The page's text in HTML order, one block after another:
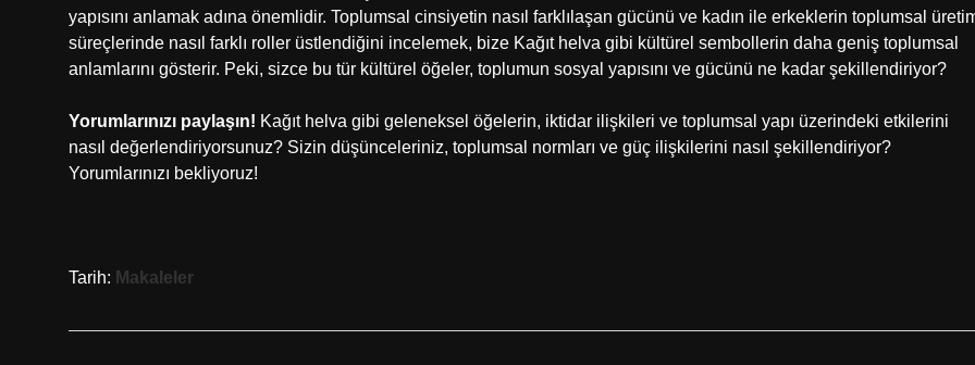
yapısını anlamak adına önemlidir. Toplumsal cinsiyetin nasıl farklılaşan gücünü ve kadın ile erkeklerin toplumsal
süreçlerinde nasıl farklı roller üstlendiğini incelemek, bize Kağıt helva gibi kültürel sembollerin daha geniş toplumsal
anlamlarını gösterir. Peki, sizce bu tür kültürel öğeler, toplumun sosyal yapısını ve gücünü ne kadar şekillendiriyor?
Yorumlarınızı paylaşın! Kağıt helva gibi geleneksel öğelerin, iktidar ilişkileri ve toplumsal yapı üzerindeki etkilerini
nasıl değerlendiriyorsunuz? Sizin düşünceleriniz, toplumsal normları ve güç ilişkilerini nasıl şekillendiriyor?
Yorumlarınızı bekliyoruz!
Tarih: Makaleler